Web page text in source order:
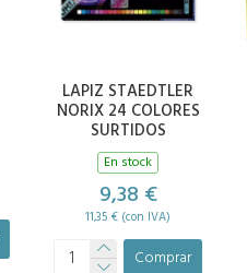
LAPIZ STAEDTLER
NORIX 24 COLORES
SURTIDOS
En stock
9,38 €
11,35 € (con IVA)
Comprar